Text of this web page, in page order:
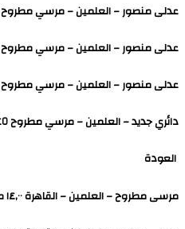
عدلى منصور – العلمين – مرسي مطروح ١,٢٥ صباحا.
عدلى منصور – العلمين – مرسي مطروح ٧,٤٥ صباحا.
عدلى منصور – العلمين – مرسي مطروح ١٤,٠٠ مساء.
دائري جديد – العلمين – مرسي مطروح ١٧,٤٥ مساء.
العودة
مرسى مطروح – العلمين – القاهرة ١٤,٠٠ مساء